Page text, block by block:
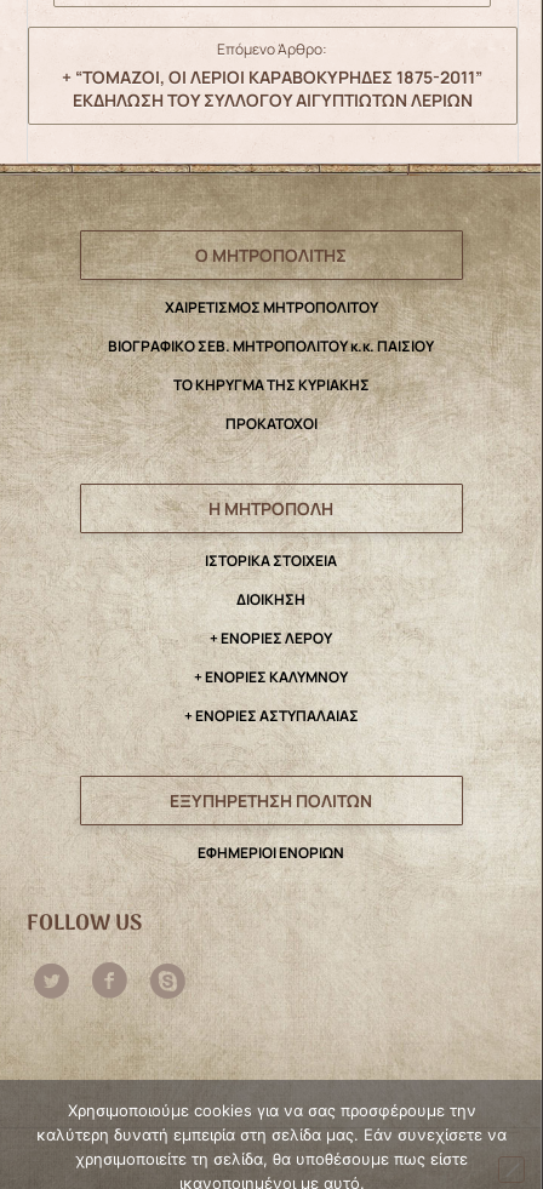
Επόμενο Άρθρο:
+ “ΤΟΜΑΖΟΙ, ΟΙ ΛΕΡΙΟΙ ΚΑΡΑΒΟΚΥΡΗΔΕΣ 1875-2011”
ΕΚΔΗΛΩΣΗ ΤΟΥ ΣΥΛΛΟΓΟΥ ΑΙΓΥΠΤΙΩΤΩΝ ΛΕΡΙΩΝ
Ο ΜΗΤΡΟΠΟΛΙΤΗΣ
ΧΑΙΡΕΤΙΣΜΟΣ ΜΗΤΡΟΠΟΛΙΤΟΥ
ΒΙΟΓΡΑΦΙΚΟ ΣΕΒ. ΜΗΤΡΟΠΟΛΙΤΟΥ κ.κ. ΠΑΙΣΙΟΥ
ΤΟ ΚΗΡΥΓΜΑ ΤΗΣ ΚΥΡΙΑΚΗΣ
ΠΡΟΚΑΤΟΧΟΙ
Η ΜΗΤΡΟΠΟΛΗ
IΣΤΟΡΙΚΑ ΣΤΟΙΧΕΙΑ
ΔΙΟΙΚΗΣΗ
+ ΕΝΟΡΙΕΣ ΛΕΡΟΥ
+ ΕΝΟΡΙΕΣ ΚΑΛΥΜΝΟΥ
+ ΕΝΟΡΙΕΣ ΑΣΤΥΠΑΛΑΙΑΣ
ΕΞΥΠΗΡΕΤΗΣΗ ΠΟΛΙΤΩΝ
ΕΦΗΜΕΡΙΟΙ ΕΝΟΡΙΩΝ
FOLLOW US
Χρησιμοποιούμε cookies για να σας προσφέρουμε την
καλύτερη δυνατή εμπειρία στη σελίδα μας. Εάν συνεχίσετε να
χρησιμοποιείτε τη σελίδα, θα υποθέσουμε πως είστε
ικανοποιημένοι με αυτό.